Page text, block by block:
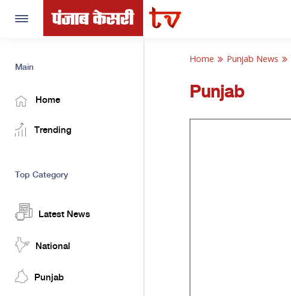
Toggle
Main
Home
Trending
Top Category
Latest News
National
Punjab
Home Punjab News
Punjab